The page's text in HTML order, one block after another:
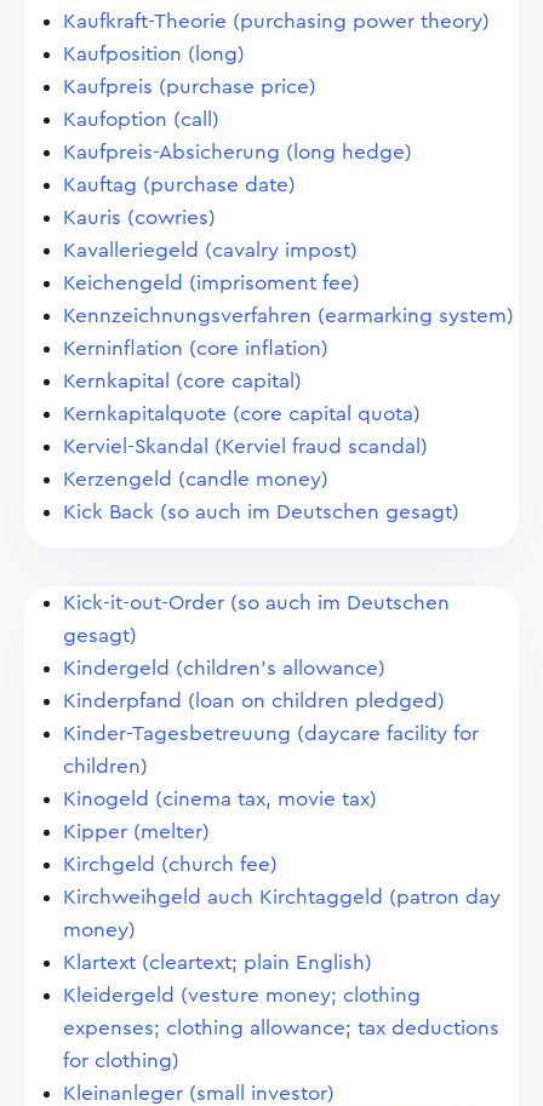
Kaufkraft-Theorie (purchasing power theory)
Kaufposition (long)
Kaufpreis (purchase price)
Kaufoption (call)
Kaufpreis-Absicherung (long hedge)
Kauftag (purchase date)
Kauris (cowries)
Kavalleriegeld (cavalry impost)
Keichengeld (imprisoment fee)
Kennzeichnungsverfahren (earmarking system)
Kerninflation (core inflation)
Kernkapital (core capital)
Kernkapitalquote (core capital quota)
Kerviel-Skandal (Kerviel fraud scandal)
Kerzengeld (candle money)
Kick Back (so auch im Deutschen gesagt)
Kick-it-out-Order (so auch im Deutschen
gesagt)
Kindergeld (children's allowance)
Kinderpfand (loan on children pledged)
Kinder-Tagesbetreuung (daycare facility for
children)
Kinogeld (cinema tax, movie tax)
Kipper (melter)
Kirchgeld (church fee)
Kirchweihgeld auch Kirchtaggeld (patron day
money)
Klartext (cleartext; plain English)
Kleidergeld (vesture money; clothing
expenses; clothing allowance; tax deductions
for clothing)
Kleinanleger (small investor)